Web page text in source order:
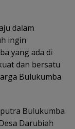
dalam
ingin
yang ada di
dan bersatu
Bulukumba
Bulukumba
Darubiah